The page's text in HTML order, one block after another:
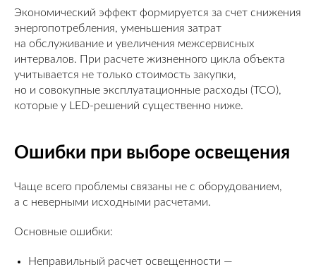
Экономический эффект формируется за счет снижения
энергопотребления, уменьшения затрат
на обслуживание и увеличения межсервисных
интервалов. При расчете жизненного цикла объекта
учитывается не только стоимость закупки,
но и совокупные эксплуатационные расходы (TCO),
которые у LED-решений существенно ниже.
Ошибки при выборе освещения
Чаще всего проблемы связаны не с оборудованием,
а с неверными исходными расчетами.
Основные ошибки:
Неправильный расчет освещенности —